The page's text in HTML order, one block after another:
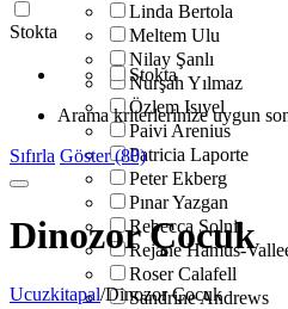
Linda Bertola
Meltem Ulu
Nilay Şanlı
Nurşah Yılmaz
Özlem Isıyel
Paivi Arenius
Patricia Laporte
Peter Ekberg
Pınar Yazgan
Rebecca Solnit
Rejane Hamus-
Roser Calafell
Sandrine Andrews
Stokta
Stokta
Arama kriterlerinize uygun
Sıfırla Göster (80)
Dinozor Çocuk
Ucuzkitapal/Dinozor Çocuk